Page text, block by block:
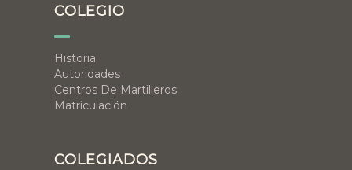
COLEGIO
Historia
Autoridades
Centros De Martilleros
Matriculación
COLEGIADOS